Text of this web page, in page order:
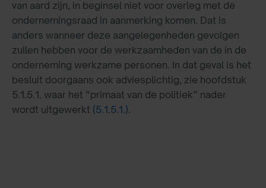
van aard zijn, in beginsel niet voor overleg met de
ondernemingsraad in aanmerking komen. Dat is
anders wanneer deze aangelegenheden gevolgen
zullen hebben voor de werkzaamheden van de in de
onderneming werkzame personen. In dat geval is het
besluit doorgaans ook adviesplichtig, zie hoofdstuk
5.1.5.1. waar het “primaat van de politiek” nader
wordt uitgewerkt (5.1.5.1.).